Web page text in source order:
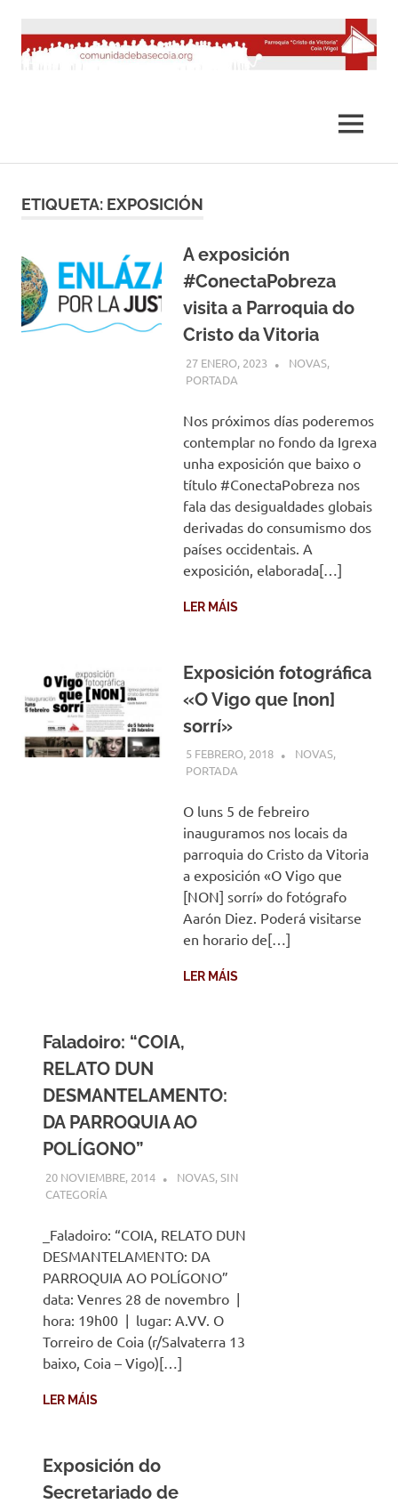
contenido
MENÚ
ETIQUETA: EXPOSICIÓN
A exposición
#ConectaPobreza
visita a Parroquia do
Cristo da Vitoria
27 ENERO, 2023 COMUNIDADE
NOVAS,
PORTADA
Nos próximos días poderemos
contemplar no fondo da Igrexa
unha exposición que baixo o
título #ConectaPobreza nos
fala das desigualdades globais
derivadas do consumismo dos
países occidentais. A
exposición, elaborada[…]
LER MÁIS
Exposición fotográfica
«O Vigo que [non]
sorrí»
5 FEBRERO, 2018 COMUNIDADE
NOVAS,
PORTADA
O luns 5 de febreiro
inauguramos nos locais da
parroquia do Cristo da Vitoria
a exposición «O Vigo que
[NON] sorrí» do fotógrafo
Aarón Diez. Poderá visitarse
en horario de[…]
LER MÁIS
Faladoiro: “COIA,
RELATO DUN
DESMANTELAMENTO:
DA PARROQUIA AO
POLÍGONO”
20 NOVIEMBRE, 2014 DESARROLLO
NOVAS,SIN
CATEGORÍA
_Faladoiro: “COIA, RELATO DUN
DESMANTELAMENTO: DA
PARROQUIA AO POLÍGONO”
data: Venres 28 de novembro |
hora: 19h00 | lugar: A.VV. O
Torreiro de Coia (r/Salvaterra 13
baixo, Coia – Vigo)[…]
LER MÁIS
Exposición do
Secretariado de